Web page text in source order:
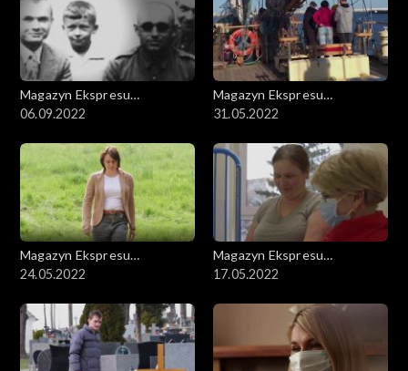
Magazyn Ekspresu
Reporterów
06.09.2022
Magazyn Ekspresu
Reporterów
31.05.2022
Magazyn Ekspresu
Reporterów
24.05.2022
Magazyn Ekspresu
Reporterów
17.05.2022